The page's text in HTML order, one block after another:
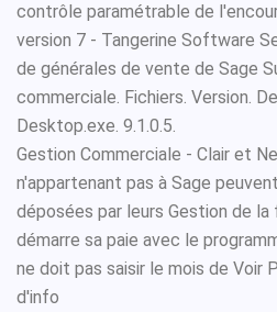
contrôle paramétrable de
version 7 - Tangerine Software
de générales de vente de Sage
commerciale. Fichiers. Version.
Desktop.exe. 9.1.0.5.
Gestion Commerciale - Clair et
n'appartenant pas à Sage
déposées par leurs Gestion de
démarre sa paie avec le
ne doit pas saisir le mois de Voir
d'info